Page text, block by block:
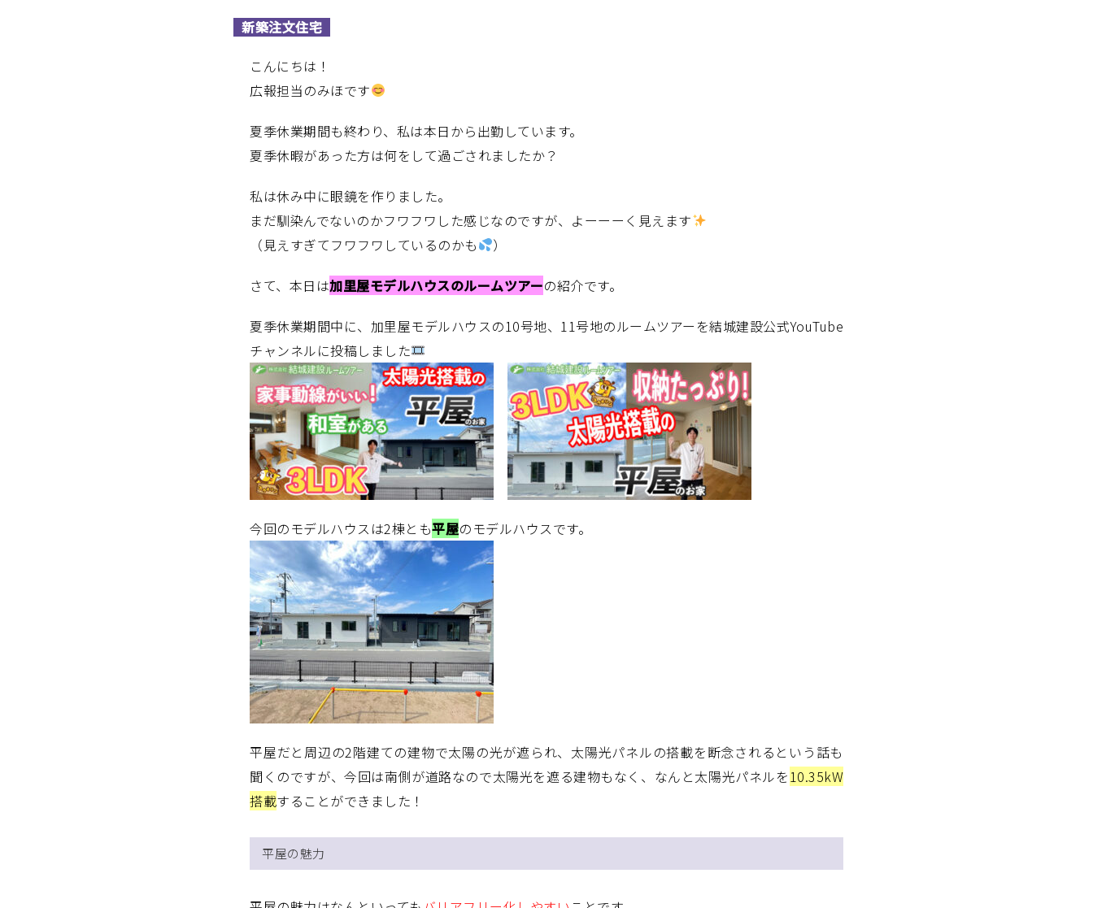
新築注文住宅
こんにちは！
広報担当のみほです
夏季休業期間も終わり、私は本日から出勤しています。
夏季休暇があった方は何をして過ごされましたか？
私は休み中に眼鏡を作りました。
まだ馴染んでないのかフワフワした感じなのですが、よーーーく見えます
（見えすぎてフワフワしているのかも
）
さて、本日は加里屋モデルハウスのルームツアーの紹介です。
夏季休業期間中に、加里屋モデルハウスの10号地、11号地のルームツアーを結城建設公式YouTube
チャンネルに投稿しました
今回のモデルハウスは2棟とも平屋のモデルハウスです。
平屋だと周辺の2階建ての建物で太陽の光が遮られ、太陽光パネルの搭載を断念されるという話も
聞くのですが、今回は南側が道路なので太陽光を遮る建物もなく、なんと太陽光パネルを 10.35kW
搭載することができました！
平屋の魅力